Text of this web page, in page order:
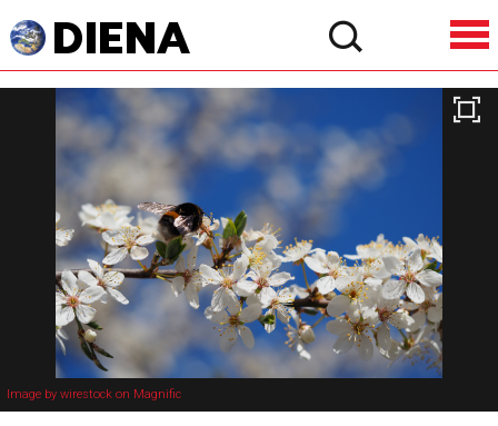
Image by wirestock on Magnific